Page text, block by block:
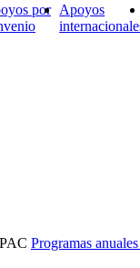
por Apoyos
Programas